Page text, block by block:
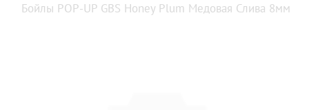
Бойлы POP-UP GBS Honey Plum Медовая Слива 8мм